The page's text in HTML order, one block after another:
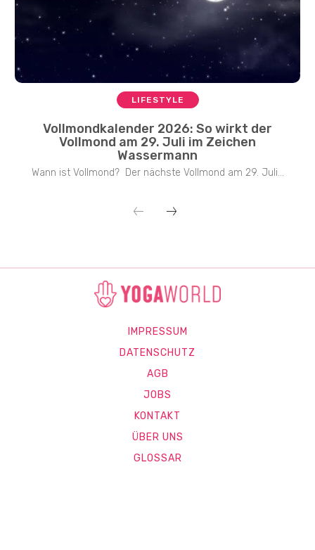
LIFESTYLE
Vollmondkalender 2026: So wirkt der
Vollmond am 29. Juli im Zeichen
Wassermann
Wann ist Vollmond? Der nächste Vollmond am 29. Juli...
IMPRESSUM
DATENSCHUTZ
AGB
JOBS
KONTAKT
ÜBER UNS
GLOSSAR